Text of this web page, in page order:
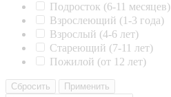
Подросток (6-11 месяцев)
Взрослеющий (1-3 года)
Взрослый (4-6 лет)
Стареющий (7-11 лет)
Пожилой (от 12 лет)
Сбросить Применить